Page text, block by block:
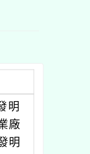
明
廠
明